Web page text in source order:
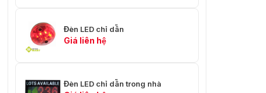
Đèn LED chỉ dẫn
Giá liên hệ
Đèn LED chỉ dẫn trong nhà